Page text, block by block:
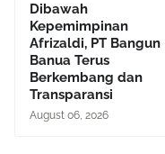
Dibawah
Kepemimpinan
Afrizaldi, PT Bangun
Banua Terus
Berkembang dan
Transparansi
August 06, 2026